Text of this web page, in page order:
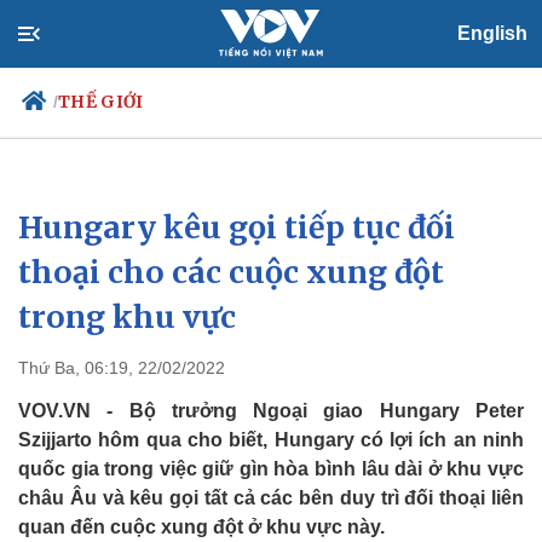
English
/THẾ GIỚI
Chính trị
Đảng
Tổ chức nhân sự
Quốc hội
Nhận diện sự thật
Xã hội
Dự báo thời tiết
Hungary kêu gọi tiếp tục đối
thoại cho các cuộc xung đột
trong khu vực
Thứ Ba, 06:19, 22/02/2022
VOV.VN - Bộ trưởng Ngoại giao Hungary Peter
Szijjarto hôm qua cho biết, Hungary có lợi ích an ninh
quốc gia trong việc giữ gìn hòa bình lâu dài ở khu vực
châu Âu và kêu gọi tất cả các bên duy trì đối thoại liên
quan đến cuộc xung đột ở khu vực này.